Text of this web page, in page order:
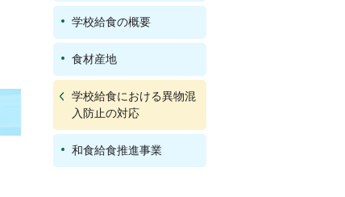
学校給食の概要
食材産地
学校給食における異物混
入防止の対応
和食給食推進事業